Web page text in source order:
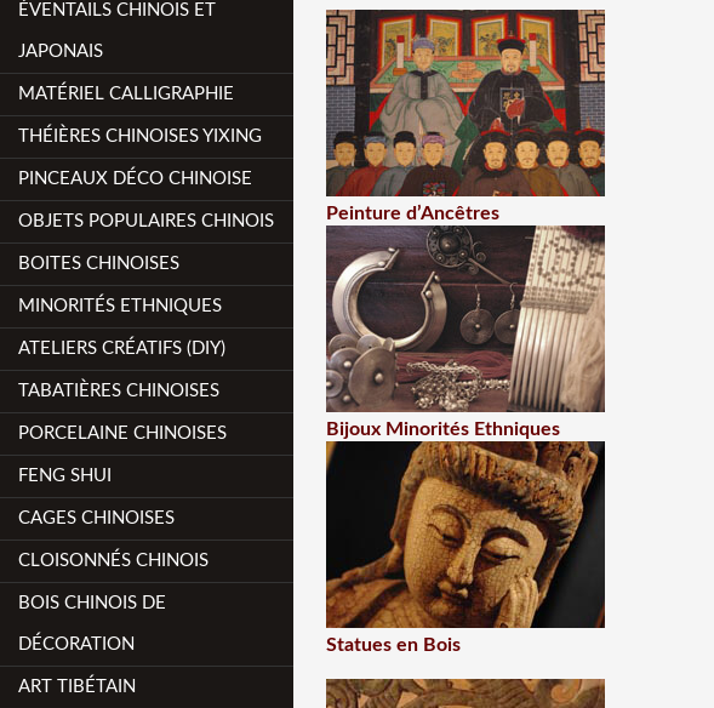
ÉVENTAILS CHINOIS ET
JAPONAIS
MATÉRIEL CALLIGRAPHIE
THÉIÈRES CHINOISES YIXING
PINCEAUX DÉCO CHINOISE
OBJETS POPULAIRES CHINOIS
BOITES CHINOISES
MINORITÉS ETHNIQUES
ATELIERS CRÉATIFS (DIY)
TABATIÈRES CHINOISES
PORCELAINE CHINOISES
FENG SHUI
CAGES CHINOISES
CLOISONNÉS CHINOIS
BOIS CHINOIS DE
DÉCORATION
ART TIBÉTAIN
Peinture d’Ancêtres
Bijoux Minorités Ethniques
Statues en Bois